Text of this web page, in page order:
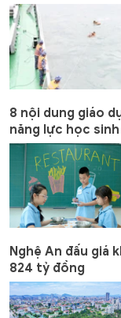
8 nội dung giáo
năng lực học sinh
Nghệ An đấu giá
824 tỷ đồng